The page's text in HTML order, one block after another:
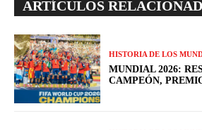
ARTÍCULOS
HISTORIA DE LOS
MUNDIAL 2026:
CAMPEÓN,